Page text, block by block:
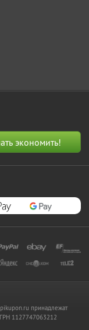
принадлежат
1127747063212